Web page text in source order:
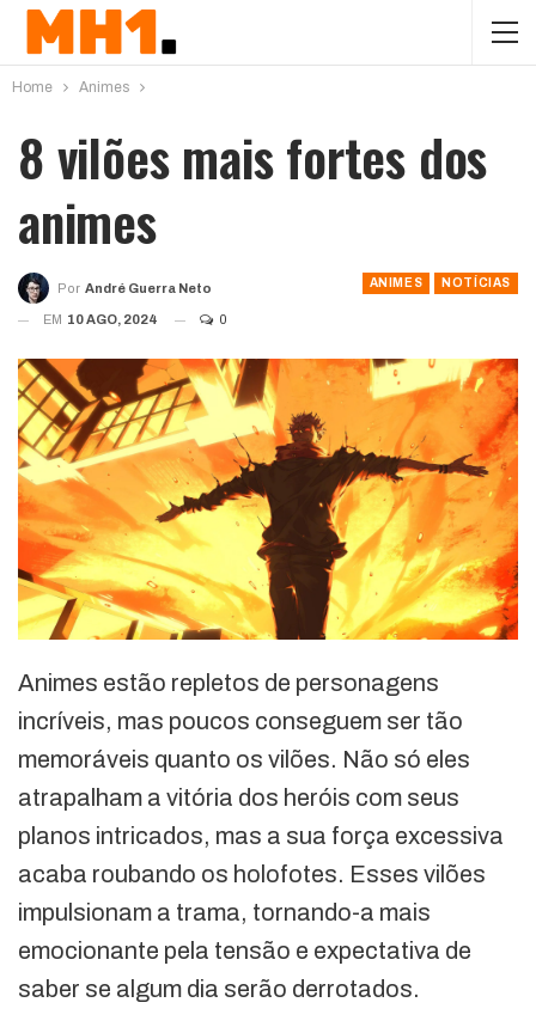
Home Animes
8 vilões mais fortes dos
animes
ANIMES NOTÍCIAS
Por André Guerra Neto
EM 10 AGO, 2024 0
Animes estão repletos de personagens
incríveis, mas poucos conseguem ser tão
memoráveis quanto os vilões. Não só eles
atrapalham a vitória dos heróis com seus
planos intricados, mas a sua força excessiva
acaba roubando os holofotes. Esses vilões
impulsionam a trama, tornando-a mais
emocionante pela tensão e expectativa de
saber se algum dia serão derrotados.